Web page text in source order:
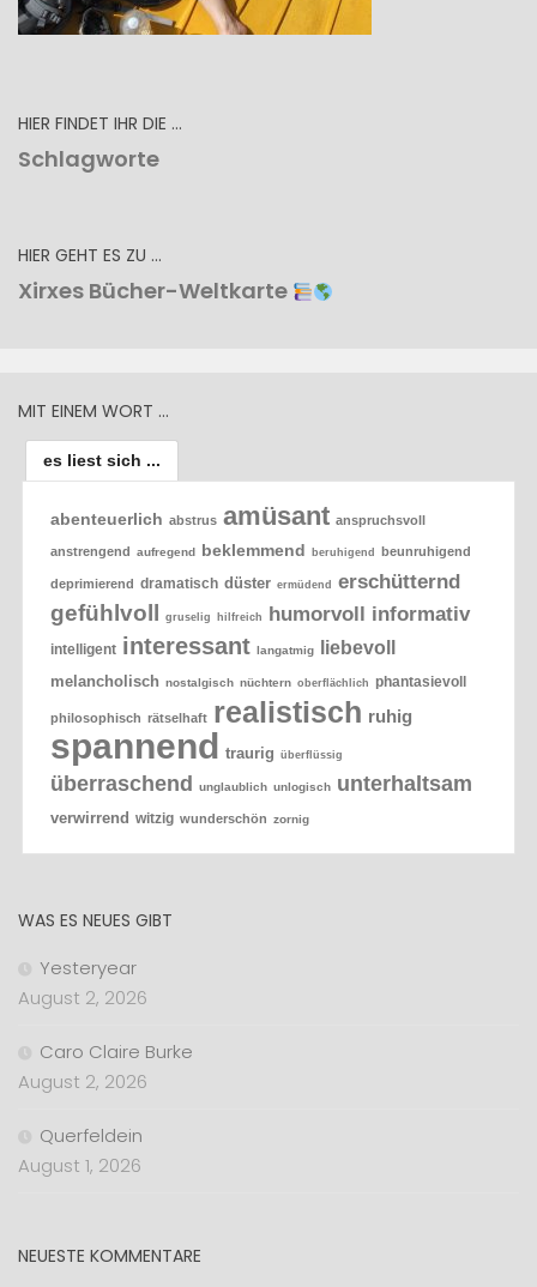
HIER FINDET IHR DIE …
Schlagworte
HIER GEHT ES ZU …
Xirxes Bücher-Weltkarte
MIT EINEM WORT …
es liest sich ...
abenteuerlich abstrus amüsant anspruchsvoll
anstrengend aufregend beklemmend beruhigend beunruhigend
deprimierend dramatisch düster ermüdend erschütternd
gefühlvoll gruselig hilfreich humorvoll informativ
intelligent interessant langatmig liebevoll
melancholisch nostalgisch nüchtern oberflächlich phantasievoll
philosophisch rätselhaft realistisch ruhig
spannend traurig überflüssig
überraschend unglaublich unlogisch unterhaltsam
verwirrend witzig wunderschön zornig
WAS ES NEUES GIBT
Yesteryear
August 2, 2026
Caro Claire Burke
August 2, 2026
Querfeldein
August 1, 2026
NEUESTE KOMMENTARE